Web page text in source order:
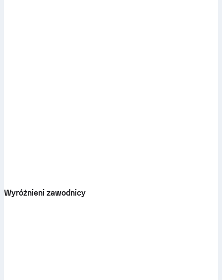
Wyróżnieni zawodnicy